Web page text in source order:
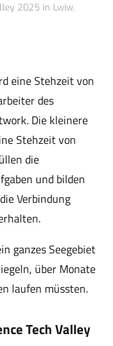
2025 in Lwiw,
eine Stehzeit von
des
Die kleinere
Stehzeit von
die
und bilden
Verbindung
ganzes Seegebiet
über Monate
laufen müssten.
Tech Valley